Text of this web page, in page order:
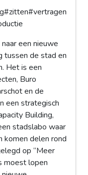
een nieuwe
tussen de stad en
Het is een
Buro
en de
een strategisch
Building,
stadslabo waar
komen delen rond
op “Meer
moest lopen